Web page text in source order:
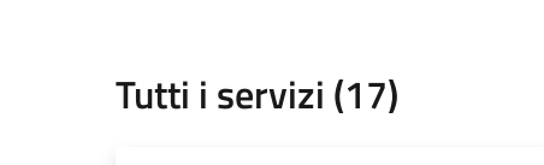
Tutti i servizi (17)